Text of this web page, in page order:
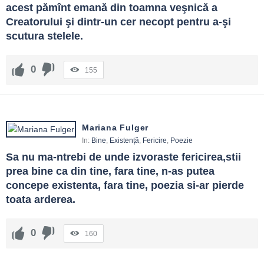
acest pămînt emană din toamna veşnică a
Creatorului şi dintr-un cer necopt pentru a-şi
scutura stelele.
0 155
Mariana Fulger
In: Bine, Existență, Fericire, Poezie
Sa nu ma-ntrebi de unde izvoraste fericirea,stii
prea bine ca din tine, fara tine, n-as putea
concepe existenta, fara tine, poezia si-ar pierde
toata arderea.
0 160